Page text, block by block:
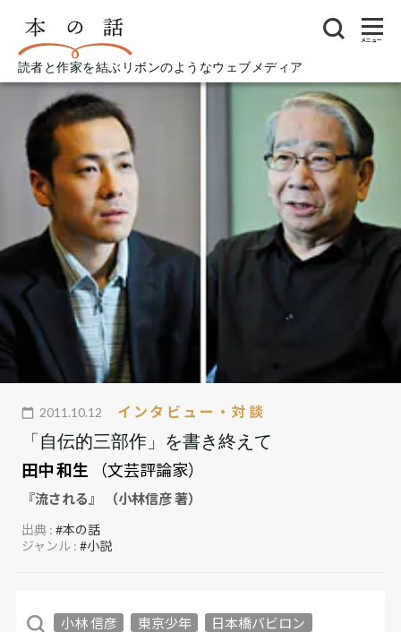
読者と作家を結ぶリボンのようなウェブメディア
メニュー
2011.10.12 インタビュー・対談
「自伝的三部作」を書き終えて
田中 和生
（文芸評論家）
『流される』 （小林信彦 著）
出典 :#本の話
ジャンル :#小説
小林 信彦 東京少年
日本橋バビロン